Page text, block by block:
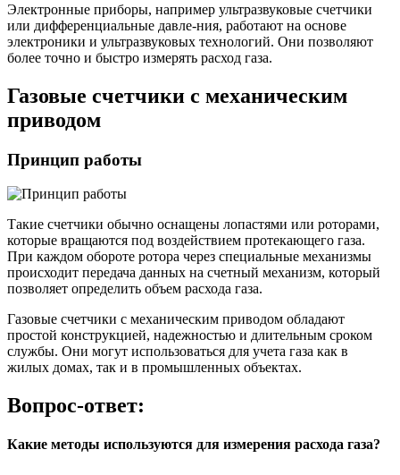
Электронные приборы, например ультразвуковые счетчики
или дифференциальные давле-ния, работают на основе
электроники и ультразвуковых технологий. Они позволяют
более точно и быстро измерять расход газа.
Газовые счетчики с механическим
приводом
Принцип работы
Такие счетчики обычно оснащены лопастями или роторами,
которые вращаются под воздействием протекающего газа.
При каждом обороте ротора через специальные механизмы
происходит передача данных на счетный механизм, который
позволяет определить объем расхода газа.
Газовые счетчики с механическим приводом обладают
простой конструкцией, надежностью и длительным сроком
службы. Они могут использоваться для учета газа как в
жилых домах, так и в промышленных объектах.
Вопрос-ответ:
Какие методы используются для измерения расхода газа?